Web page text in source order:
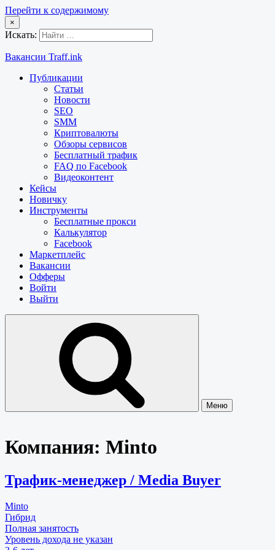
Перейти к содержимому
×
Искать:
Вакансии Traff.ink
Публикации
Статьи
Новости
SEO
SMM
Криптовалюты
Обзоры сервисов
Бесплатный трафик
FAQ по Facebook
Видеоконтент
Кейсы
Новичку
Инструменты
Бесплатные прокси
Калькулятор
Facebook
Маркетплейс
Вакансии
Офферы
Войти
Выйти
Меню
Компания: Minto
Трафик-менеджер / Media Buyer
Minto
Гибрид
Полная занятость
Уровень дохода не указан